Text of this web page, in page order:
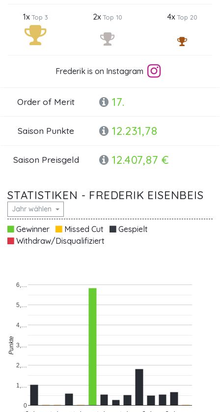
1xTop 3 2xTop 10 4xTop 20
Frederik is on Instagram
Order of Merit 17.
Saison Punkte 12.231,78
Saison Preisgeld 12.407,87 €
STATISTIKEN - FREDERIK EISENBEIS
Jahr wählen
Gewinner Missed Cut
Gespielt
Withdraw/Disqualifiziert
0
1,…
2,…
3,…
4,…
5,…
6,…
Punkte